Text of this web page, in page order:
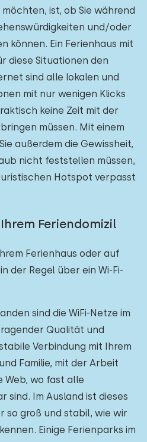
ist, ob Sie während
und/oder
können. Ein Ferienhaus mit
diese Situationen den
sind alle lokalen und
mit nur wenigen Klicks
keine Zeit mit der
müssen. Mit einem
außerdem die Gewissheit,
nicht feststellen müssen,
Hotspot verpasst
Feriendomizil
Ferienhaus oder auf
der Regel über ein Wi-Fi-
sind die WiFi-Netze im
Qualität und
Verbindung mit Ihrem
Familie, mit der Arbeit
Web, wo fast alle
sind. Im Ausland ist dieses
so groß und stabil, wie wir
Einige Ferienparks im